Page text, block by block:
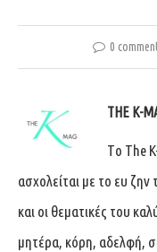
0
THE K-
Tο The
ασχολείται με το ευ
και οι θεματικές του
μητέρα, κόρη, αδελφή,